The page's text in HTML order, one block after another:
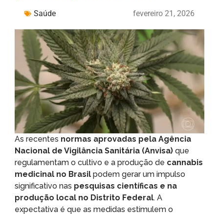
Saúde fevereiro 21, 2026
As recentes normas aprovadas pela Agência
Nacional de Vigilância Sanitária (Anvisa) que
regulamentam o cultivo e a produção de cannabis
medicinal no Brasil podem gerar um impulso
significativo nas pesquisas científicas e na
produção local no Distrito Federal. A
expectativa é que as medidas estimulem o